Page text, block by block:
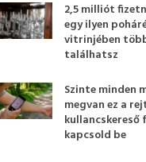
2,5 milliót
egy ilyen
vitrinjében
találhatsz
Szinte minden
megvan ez a
kullancskereső
kapcsold be